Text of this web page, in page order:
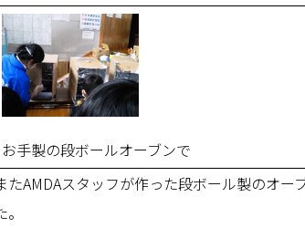
お手製の段ボールオーブンで
たAMDAスタッフが作った段ボール製のオ
。